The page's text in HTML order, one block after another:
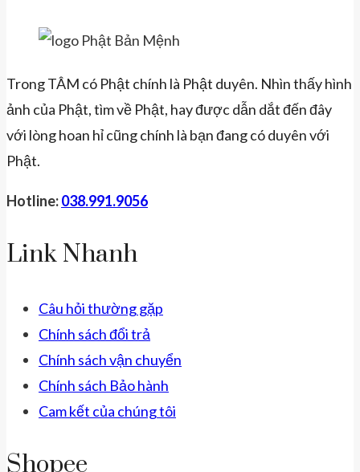
Trong TÂM có Phật chính là Phật duyên. Nhìn thấy hình
ảnh của Phật, tìm về Phật, hay được dẫn dắt đến đây
với lòng hoan hỉ cũng chính là bạn đang có duyên với
Phật.
Hotline:038.991.9056
Link Nhanh
Câu hỏi thường gặp
Chính sách đổi trả
Chính sách vận chuyển
Chính sách Bảo hành
Cam kết của chúng tôi
Shopee